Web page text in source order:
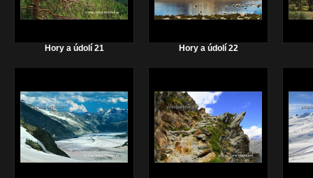
Hory a údolí 21 Hory a údolí 22